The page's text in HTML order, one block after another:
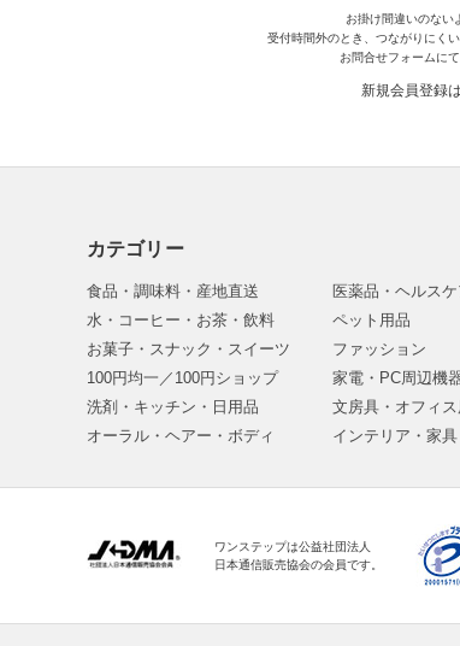
お掛け間違いのない
受付時間外のとき、つながりにく
お問合せフォームに
新規会員登録は
カテゴリー
食品・調味料・産地直送
水・コーヒー・お茶・飲料
お菓子・スナック・スイーツ
100円均一／100円ショップ
洗剤・キッチン・日用品
オーラル・ヘアー・ボディ
医薬品・ヘルス
ペット用品
ファッション
家電・PC周辺機
文房具・オフィス
インテリア・家
ワンステップは公益社団法人
日本通信販売協会の会員です。